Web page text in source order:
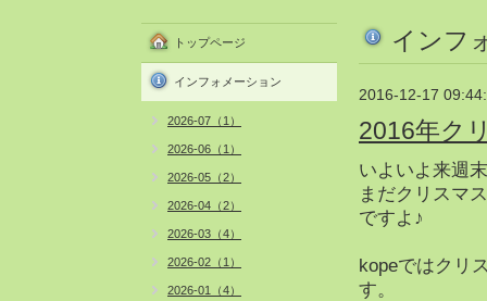
インフ
2016-12-17
2016年ク
いよいよ来週
まだクリスマ
ですよ♪
kopeではクリ
す。
トップページ
インフォメーション
2026-07（1）
2026-06（1）
2026-05（2）
2026-04（2）
2026-03（4）
2026-02（1）
2026-01（4）